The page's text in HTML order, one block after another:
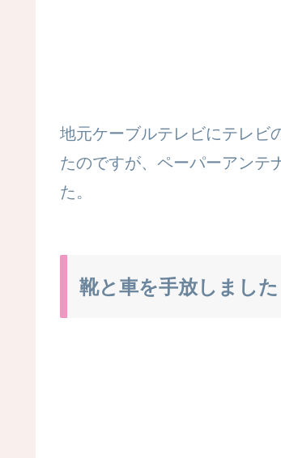
地元ケーブルテレビにテレビ
たのですが、ペーパーアンテ
た。
靴と車を手放しました